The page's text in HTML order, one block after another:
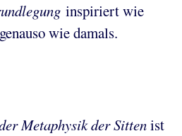
inspiriert wie
wie damals.
Metaphysik der Sittenist